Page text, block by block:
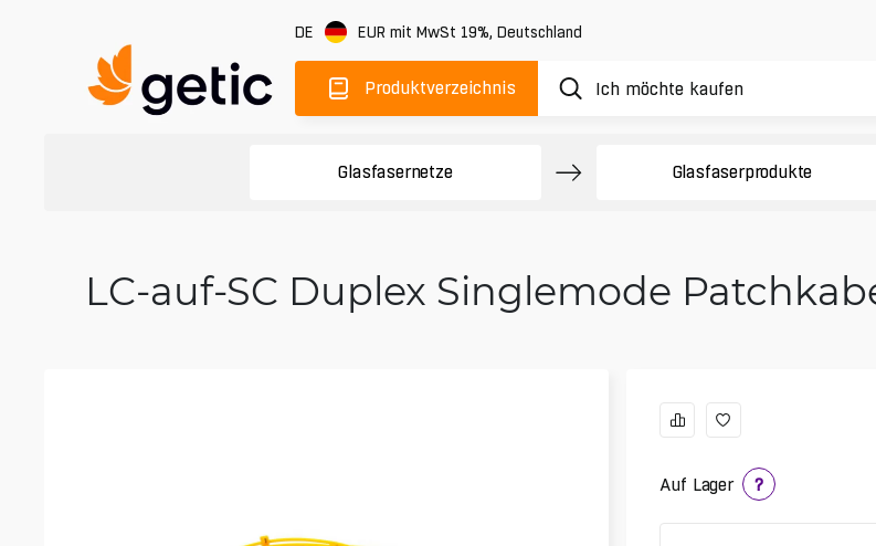
DE EUR mit MwSt 19%, Deutschland
Produktverzeichnis
Glasfasernetze Glasfaserprodukte
LC-auf-SC Duplex Singlemode
Auf Lager ?